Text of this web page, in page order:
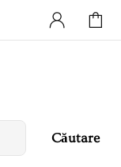
Căutare